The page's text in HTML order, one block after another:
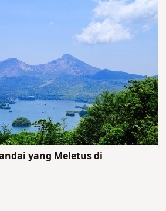
yang Meletus di